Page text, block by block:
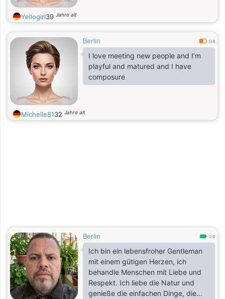
Yellogirl39 Jahre alt
Berlin 0.4
I love meeting new people and I’m
playful and matured and I have
composure
Michelle8132 Jahre alt
Berlin 0.9
Ich bin ein lebensfroher Gentleman
mit einem gütigen Herzen, ich
behandle Menschen mit Liebe und
Respekt. Ich liebe die Natur und
genieße die einfachen Dinge, die